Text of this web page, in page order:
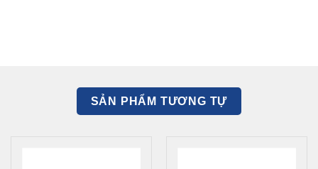
SẢN PHẨM TƯƠNG TỰ